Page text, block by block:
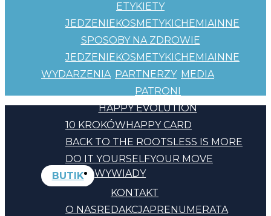
ETYKIETY
JEDZENIEKOSMETYKICHEMIAINNE
SPOSOBY NA ZDROWIE
JEDZENIEKOSMETYKICHEMIAINNE
WYDARZENIA PARTNERZY
PATRONI
MEDIA
HAPPY EVOLUTION
10 KROKÓWHAPPY CARD
BACK TO THE ROOTSLESS IS MORE
DO IT YOURSELFYOUR MOVE
BUTIK
KONTAKT
O NASREDAKCJAPRENUMERATA
WYWIADY